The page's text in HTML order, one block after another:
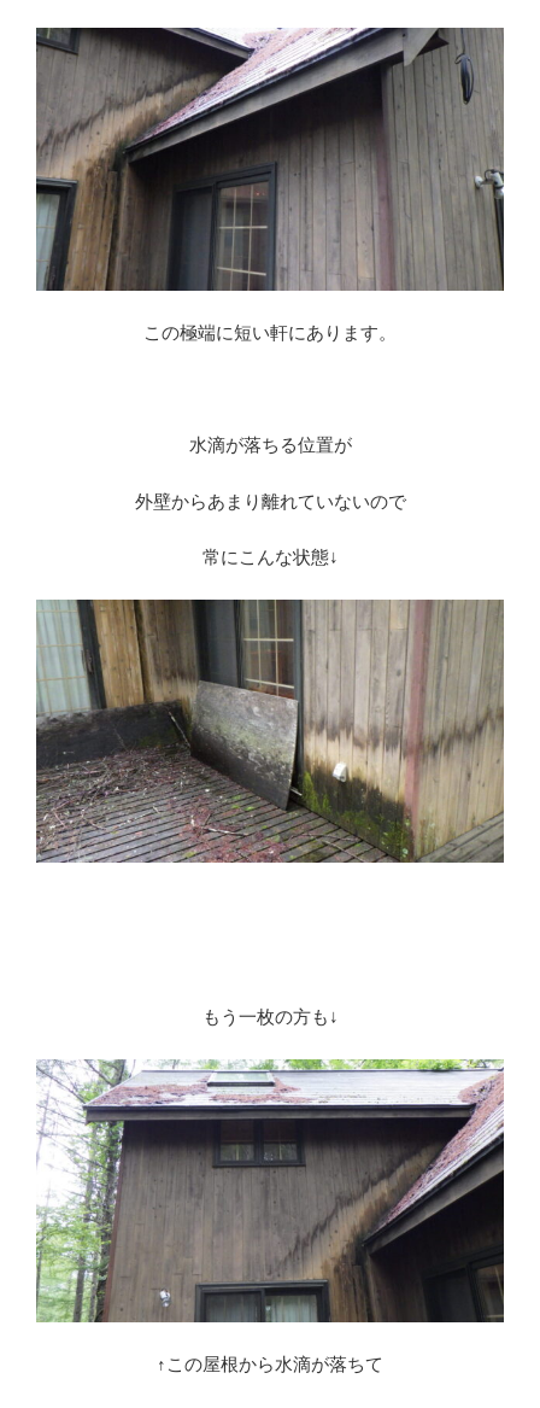
この極端に短い軒にあります。
水滴が落ちる位置が
外壁からあまり離れていないので
常にこんな状態↓
もう一枚の方も↓
↑この屋根から水滴が落ちて